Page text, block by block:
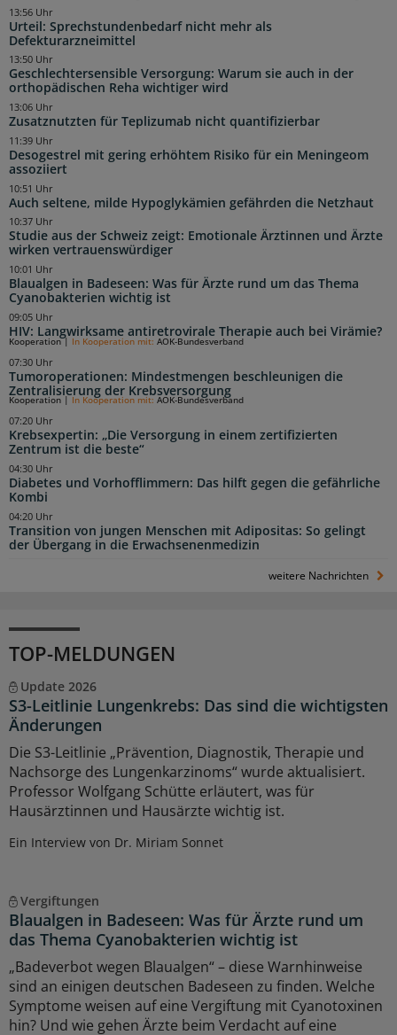
Urteil: Sprechstundenbedarf nicht mehr als
Defekturarzneimittel
13:56 Uhr
Geschlechtersensible Versorgung: Warum sie auch in der
orthopädischen Reha wichtiger wird
13:50 Uhr
Zusatznutzten für Teplizumab nicht quantifizierbar
13:06 Uhr
Desogestrel mit gering erhöhtem Risiko für ein Meningeom
assoziiert
11:39 Uhr
Auch seltene, milde Hypoglykämien gefährden die Netzhaut
10:51 Uhr
Studie aus der Schweiz zeigt: Emotionale Ärztinnen und Ärzte
wirken vertrauenswürdiger
10:37 Uhr
Blaualgen in Badeseen: Was für Ärzte rund um das Thema
Cyanobakterien wichtig ist
10:01 Uhr
HIV: Langwirksame antiretrovirale Therapie auch bei Virämie?
09:05 Uhr
Tumoroperationen: Mindestmengen beschleunigen die
Zentralisierung der Krebsversorgung
Kooperation| In Kooperation mit: AOK-Bundesverband
07:30 Uhr
Krebsexpertin: „Die Versorgung in einem zertifizierten
Zentrum ist die beste“
Kooperation In Kooperation mit: AOK-Bundesverband
07:20 Uhr
Diabetes und Vorhofflimmern: Das hilft gegen die gefährliche
Kombi
04:30 Uhr
Transition von jungen Menschen mit Adipositas: So gelingt
der Übergang in die Erwachsenenmedizin
04:20 Uhr
weitere Nachrichten
TOP-MELDUNGEN
Update 2026
S3-Leitlinie Lungenkrebs: Das sind die wichtigsten
Änderungen
Die S3-Leitlinie „Prävention, Diagnostik, Therapie und
Nachsorge des Lungenkarzinoms“ wurde aktualisiert.
Professor Wolfgang Schütte erläutert, was für
Hausärztinnen und Hausärzte wichtig ist.
Ein Interview von Dr. Miriam Sonnet
Vergiftungen
Blaualgen in Badeseen: Was für Ärzte rund um
das Thema Cyanobakterien wichtig ist
„Badeverbot wegen Blaualgen“ – diese Warnhinweise
sind an einigen deutschen Badeseen zu finden. Welche
Symptome weisen auf eine Vergiftung mit Cyanotoxinen
hin? Und wie gehen Ärzte beim Verdacht auf eine